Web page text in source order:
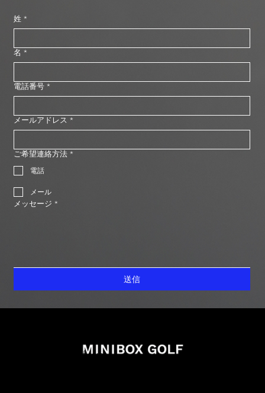
姓 *
名 *
電話番号 *
メールアドレス *
ご希望連絡方法 *
電話
メール
メッセージ *
送信
info@miniboxgolf.com